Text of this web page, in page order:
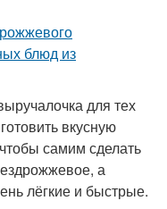
для тех
вкусную
самим сделать
а
лёгкие и быстрые.